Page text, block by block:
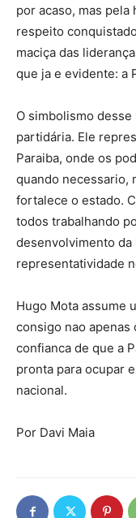
por acaso, mas
respeito
maciça das
que ja e evidente: a
O simbolismo
partidária. Ele
Paraiba, onde os
quando necessario,
fortalece o estado.
todos trabalhando
desenvolvimento da
representatividade
Hugo Mota assume
consigo nao apenas
confianca de que a
pronta para ocupar
nacional.
Por Davi Maia